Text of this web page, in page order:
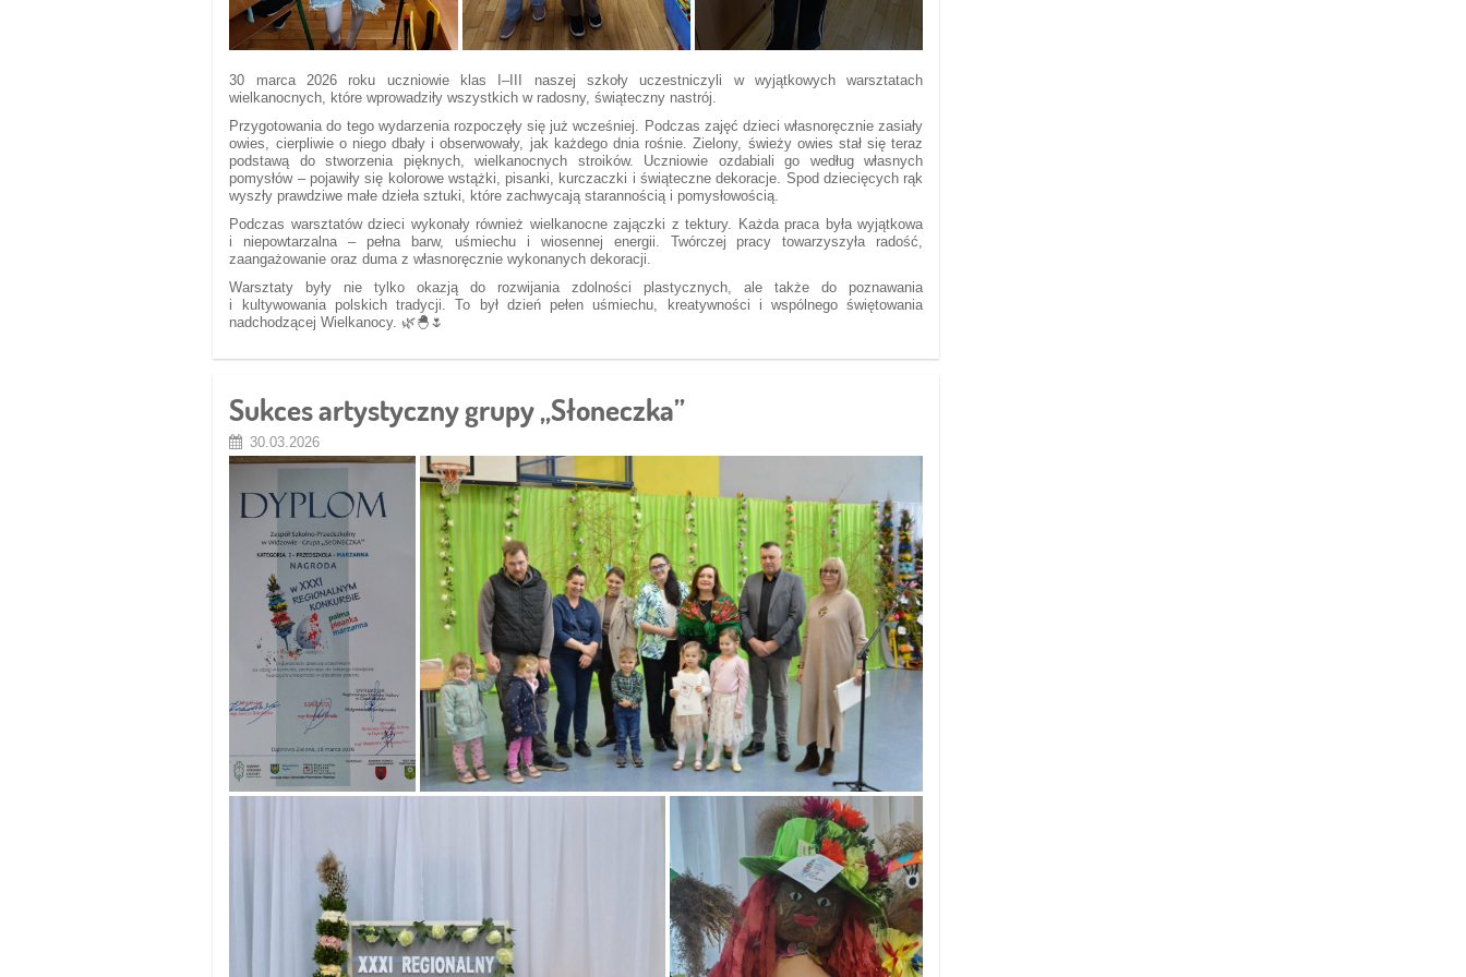
30 marca 2026 roku uczniowie klas I–III naszej szkoły uczestniczyli w wyjątkowych warsztatach
wielkanocnych, które wprowadziły wszystkich w radosny, świąteczny nastrój.
Przygotowania do tego wydarzenia rozpoczęły się już wcześniej. Podczas zajęć dzieci własnoręcznie zasiały
owies, cierpliwie o niego dbały i obserwowały, jak każdego dnia rośnie. Zielony, świeży owies stał się teraz
podstawą do stworzenia pięknych, wielkanocnych stroików. Uczniowie ozdabiali go według własnych
pomysłów – pojawiły się kolorowe wstążki, pisanki, kurczaczki i świąteczne dekoracje. Spod dziecięcych rąk
wyszły prawdziwe małe dzieła sztuki, które zachwycają starannością i pomysłowością.
Podczas warsztatów dzieci wykonały również wielkanocne zajączki z tektury. Każda praca była wyjątkowa
i niepowtarzalna – pełna barw, uśmiechu i wiosennej energii. Twórczej pracy towarzyszyła radość,
zaangażowanie oraz duma z własnoręcznie wykonanych dekoracji.
Warsztaty były nie tylko okazją do rozwijania zdolności plastycznych, ale także do poznawania
i kultywowania polskich tradycji. To był dzień pełen uśmiechu, kreatywności i wspólnego świętowania
nadchodzącej Wielkanocy. 🌿🐣🌷
Sukces artystyczny grupy „Słoneczka”
30.03.2026